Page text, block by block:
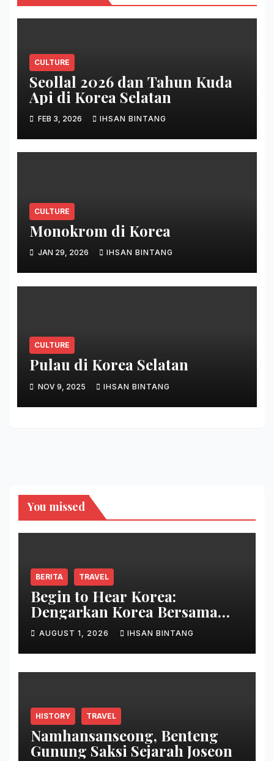
CULTURE
Seollal 2026 dan Tahun Kuda
Api di Korea Selatan
FEB 3, 2026 IHSAN BINTANG
CULTURE
Monokrom di Korea
JAN 29, 2026 IHSAN BINTANG
CULTURE
Pulau di Korea Selatan
NOV 9, 2025 IHSAN BINTANG
You missed
BERITA TRAVEL
Begin to Hear Korea:
Dengarkan Korea Bersama
Park Bo Gum
AUGUST 1, 2026 IHSAN BINTANG
HISTORY TRAVEL
Namhansanseong, Benteng
Gunung Saksi Sejarah Joseon